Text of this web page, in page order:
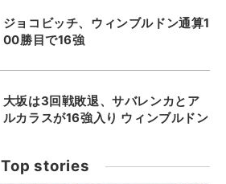
ジョコビッチ、ウィンブルドン通算1
00勝目で16強
大坂は3回戦敗退、サバレンカとア
ルカラスが16強入り ウィンブルドン
Top stories